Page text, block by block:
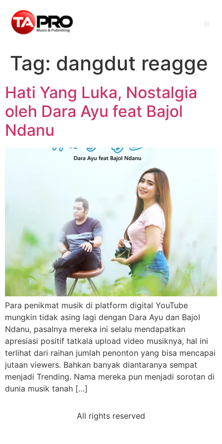
Tag: dangdut reagge
Hati Yang Luka, Nostalgia
oleh Dara Ayu feat Bajol
Ndanu
Para penikmat musik di platform digital YouTube
mungkin tidak asing lagi dengan Dara Ayu dan Bajol
Ndanu, pasalnya mereka ini selalu mendapatkan
apresiasi positif tatkala upload video musiknya, hal ini
terlihat dari raihan jumlah penonton yang bisa mencapai
jutaan viewers. Bahkan banyak diantaranya sempat
menjadi Trending. Nama mereka pun menjadi sorotan di
dunia musik tanah […]
All rights reserved